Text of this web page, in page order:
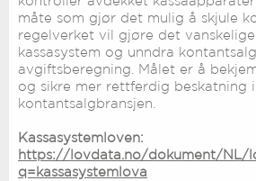
måte som gjør det mulig å skjule
regelverket vil gjøre det
kassasystem og unndra
avgiftsberegning. Målet er å
og sikre mer rettferdig beskatning i
kontantsalgbransjen.
Kassasystemloven:
https://lovdata.no/dokument/NL/
q=kassasystemlova